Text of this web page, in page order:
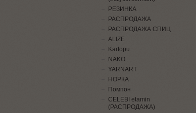
PЕЗИНКА
РАСПРОДАЖА
РАСПРОДАЖА СПИЦ
ALIZE
Kartopu
NAKO
YARNART
НОРКА
Помпон
СELEBI etamin
(РАСПРОДАЖА)